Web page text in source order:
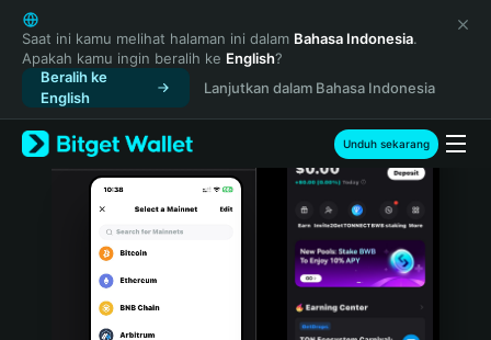
English
日本語
Tiếng Việt
Русский
Español (Latinoamérica)
Türkçe
Italiano
Português (Portugal)
Bahasa Indonesia
Saat ini kamu melihat halaman ini dalam Bahasa Indonesia.
Apakah kamu ingin beralih ke English?
Beralih ke
English
Lanjutkan dalam Bahasa Indonesia
Unduh sekarang